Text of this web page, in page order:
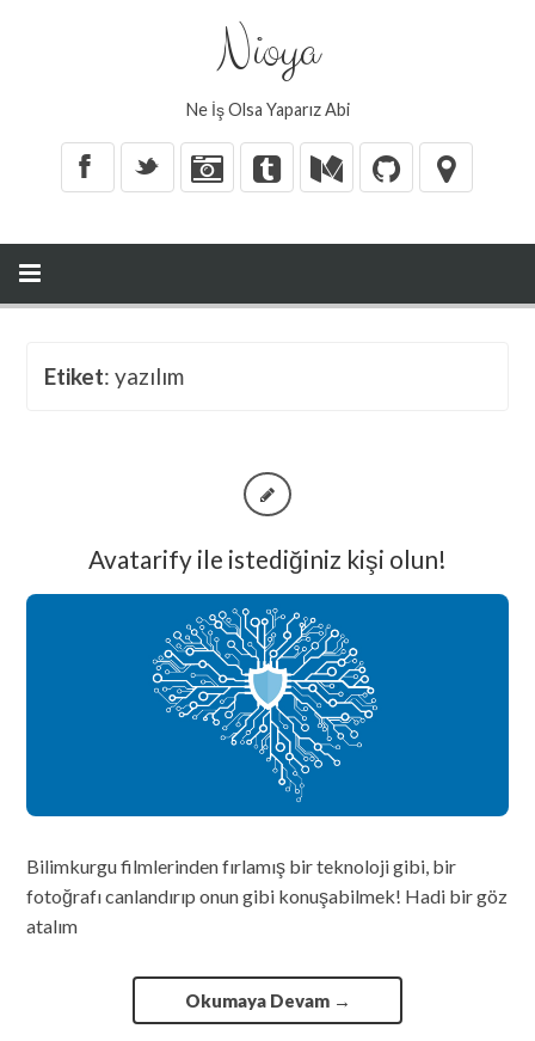
Nioya
Ne İş Olsa Yaparız Abi
X _
Etiket: yazılım
Avatarify ile istediğiniz kişi olun!
Bilimkurgu filmlerinden fırlamış bir teknoloji gibi, bir
fotoğrafı canlandırıp onun gibi konuşabilmek! Hadi bir göz
atalım
Okumaya Devam →